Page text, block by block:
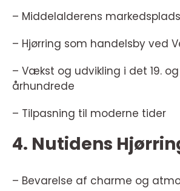
– Middelalderens markedsplads
– Hjørring som handelsby ved
– Vækst og udvikling i det 19. og
århundrede
– Tilpasning til moderne tider
4. Nutidens
– Bevarelse af charme og